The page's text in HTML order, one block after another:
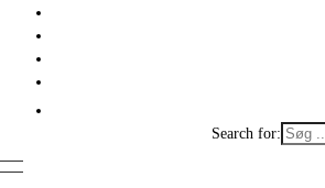
Search for: